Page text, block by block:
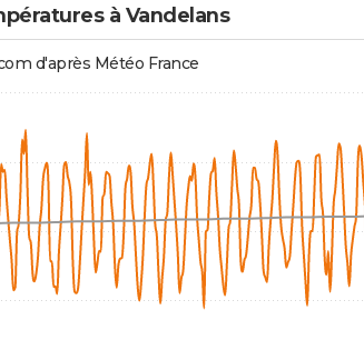
à Vandelans
d'après Météo France